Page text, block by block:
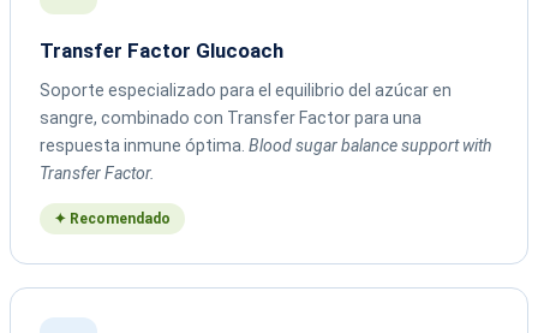
Transfer Factor Glucoach
Soporte especializado para el equilibrio del azúcar en
sangre, combinado con Transfer Factor para una
respuesta inmune óptima. Blood sugar balance support with
Transfer Factor.
✦ Recomendado